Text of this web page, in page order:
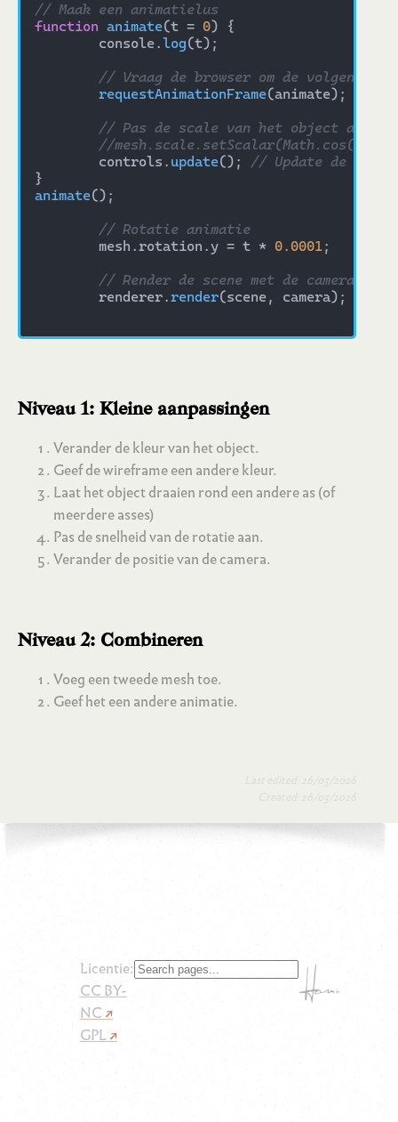
// Maak een animatielus
function animate(t = 0)
{
	console.
log(t);
// Vraag de browser om de volgende
requestAnimationFrame(animate);
// Pas de scale van het object aan
//mesh.scale.setScalar(Math.cos(t *
	controls.
update(); // Update de
animate();
// Rotatie animatie
	mesh.rotation.y = t *
0.0001;
// Render de scene met de camera
	renderer.
render(scene, camera);
Niveau 1: Kleine aanpassingen
Verander de kleur van het object.
Geef de wireframe een andere kleur.
Laat het object draaien rond een andere as (of
meerdere asses)
Pas de snelheid van de rotatie aan.
Verander de positie van de camera.
Niveau 2: Combineren
Voeg een tweede mesh toe.
Geef het een andere animatie.
Licentie:
CC BY-
NC
GPL